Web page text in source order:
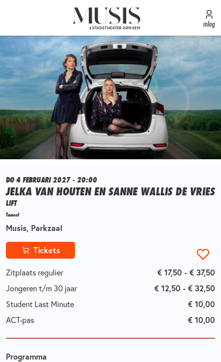
inlog
DO 4 FEBRUARI 2027 - 20:00
JELKA VAN HOUTEN EN SANNE WALLIS DE VRIES
LIFT
Toneel
Musis, Parkzaal
Tickets
Zitplaats regulier
€ 17,50 - € 37,50
Jongeren t/m 30 jaar
€ 12,50 - € 32,50
Student Last Minute
€ 10,00
ACT-pas
€ 10,00
Programma